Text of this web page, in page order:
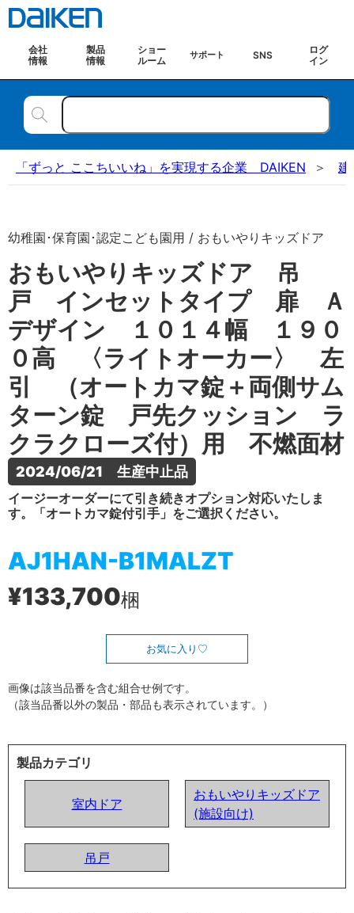
会社
情報
製品
情報
ショー
ルーム
サポート SNS
ログ
イン
「ずっと ここちいいね」を実現する企業 DAIKEN 建
幼稚園･保育園･認定こども園用 / おもいやりキッズドア
おもいやりキッズドア 吊
戸 インセットタイプ 扉 Ａ
デザイン １０１４幅 １９０
０高 〈ライトオーカー〉 左
引 （オートカマ錠＋両側サム
ターン錠 戸先クッション ラ
クラクローズ付）用 不燃面材
2024/06/21　生産中止品
イージーオーダーにて引き続きオプション対応いたしま
す。「オートカマ錠付引手」をご選択ください。
AJ1HAN-B1MALZT
¥133,700梱
お気に入り
画像は該当品番を含む組合せ例です。
（該当品番以外の製品・部品も表示されています。）
製品カテゴリ
室内ドア
おもいやりキッズドア
(施設向け)
吊戸